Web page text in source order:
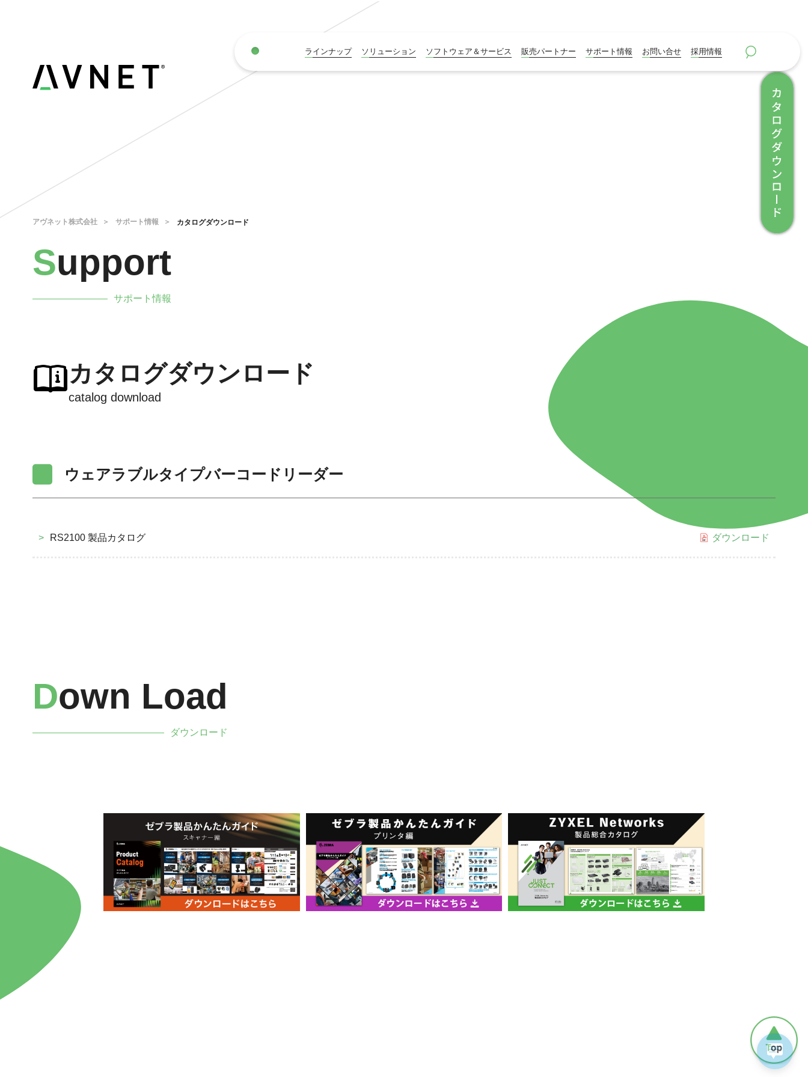
ラインナップ ソリューション ソフトウェア＆サービス 販売パートナー サポート情報 お問い合せ 採用情報
アヴネット株式会社 サポート情報 カタログダウンロード
Support
サポート情報
カタログダウンロード
catalog download
ウェアラブルタイプバーコードリーダー
> RS2100 製品カタログ ダウンロード
DOwn Load
ダウンロード